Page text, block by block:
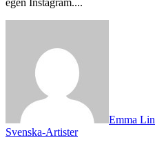
Emma
Svenska-Artister